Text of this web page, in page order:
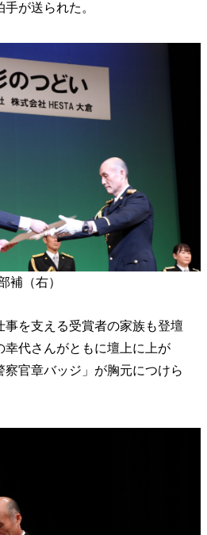
が送られた。
補（右）
を支える受賞者の家族も登壇
幸代さんがともに壇上に上が
察官章バッジ」が胸元につけら